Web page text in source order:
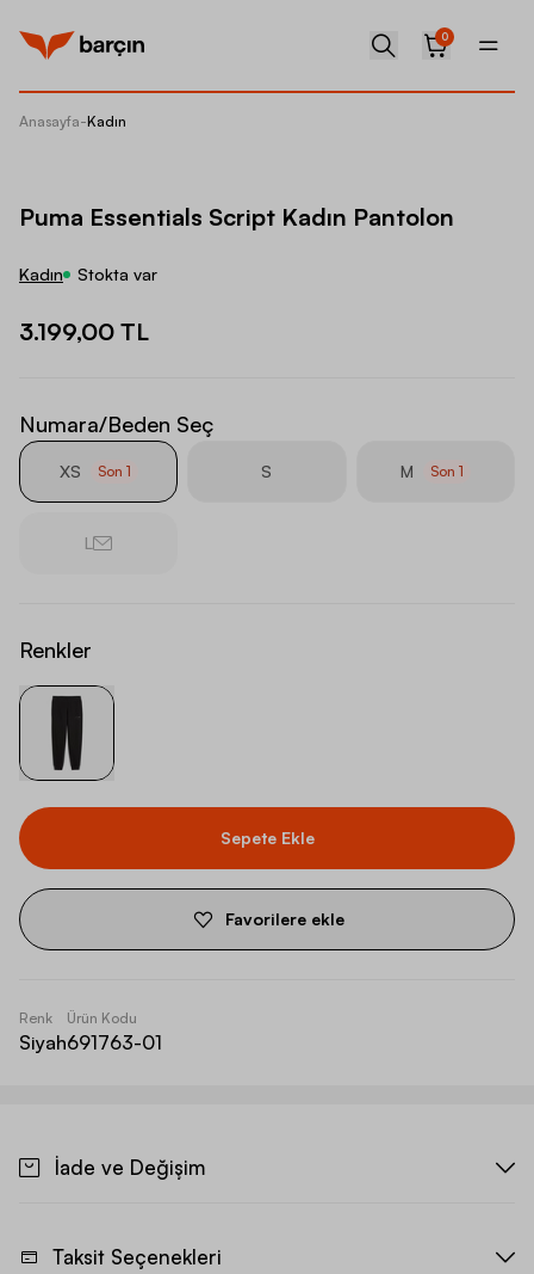
0
Anasayfa-Kadın
Puma Essentials Script Kadın Pantolon
Kadın Stokta var
3.199,00 TL
Numara/Beden Seç
XS Son 1 S M Son 1
L
Renkler
Sepete Ekle
Favorilere ekle
Renk
Siyah
Ürün Kodu
691763-01
İade ve Değişim
Taksit Seçenekleri